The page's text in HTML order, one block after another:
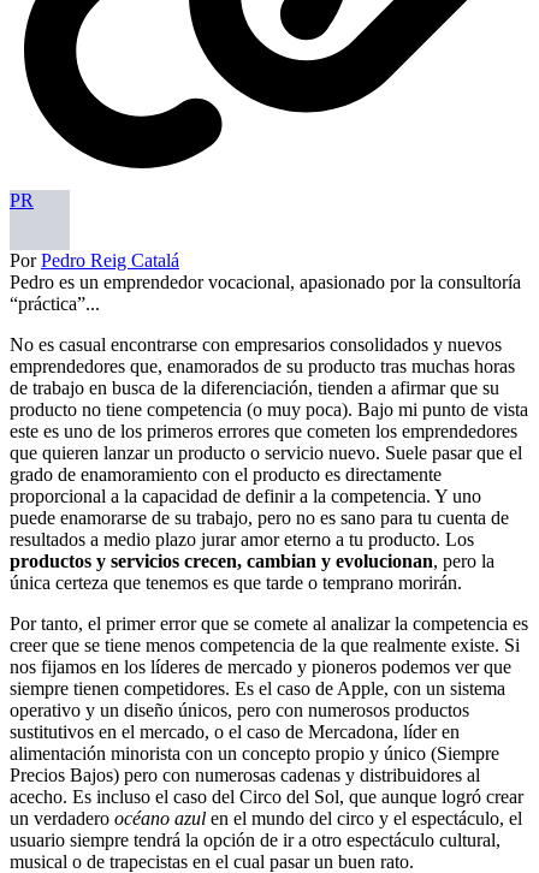
PR
PorPedro Reig Catalá
Pedro es un emprendedor vocacional, apasionado por la consultoría
“práctica”...
No es casual encontrarse con empresarios consolidados y nuevos
emprendedores que, enamorados de su producto tras muchas horas
de trabajo en busca de la diferenciación, tienden a afirmar que su
producto no tiene competencia (o muy poca). Bajo mi punto de vista
este es uno de los primeros errores que cometen los emprendedores
que quieren lanzar un producto o servicio nuevo. Suele pasar que el
grado de enamoramiento con el producto es directamente
proporcional a la capacidad de definir a la competencia. Y uno
puede enamorarse de su trabajo, pero no es sano para tu cuenta de
resultados a medio plazo jurar amor eterno a tu producto. Los
productos y servicios crecen, cambian y evolucionan, pero la
única certeza que tenemos es que tarde o temprano morirán.
Por tanto, el primer error que se comete al analizar la competencia es
creer que se tiene menos competencia de la que realmente existe. Si
nos fijamos en los líderes de mercado y pioneros podemos ver que
siempre tienen competidores. Es el caso de Apple, con un sistema
operativo y un diseño únicos, pero con numerosos productos
sustitutivos en el mercado, o el caso de Mercadona, líder en
alimentación minorista con un concepto propio y único (Siempre
Precios Bajos) pero con numerosas cadenas y distribuidores al
acecho. Es incluso el caso del Circo del Sol, que aunque logró crear
un verdadero océano azul en el mundo del circo y el espectáculo, el
usuario siempre tendrá la opción de ir a otro espectáculo cultural,
musical o de trapecistas en el cual pasar un buen rato.